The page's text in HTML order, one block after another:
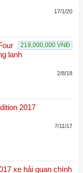
17/1/20
219,000,000 VNĐ
lanh
2/8/18
2017
7/11/17
xe hải quan chính